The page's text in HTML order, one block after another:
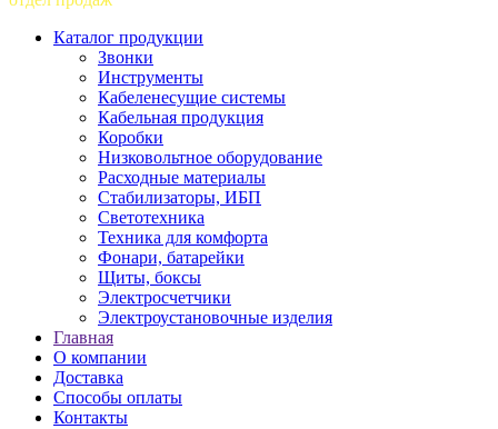
Каталог продукции
Звонки
Инструменты
Кабеленесущие системы
Кабельная продукция
Коробки
Низковольтное оборудование
Расходные материалы
Стабилизаторы, ИБП
Светотехника
Техника для комфорта
Фонари, батарейки
Щиты, боксы
Электросчетчики
Электроустановочные изделия
Главная
О компании
Доставка
Способы оплаты
Контакты